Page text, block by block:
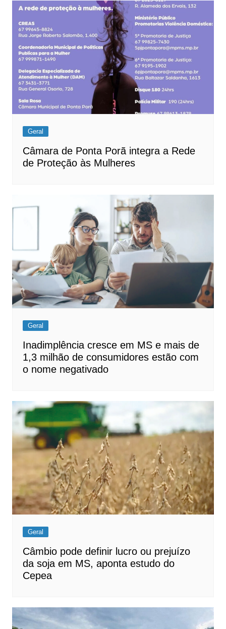
Geral
Câmara de Ponta Porã integra a Rede
de Proteção às Mulheres
Geral
Inadimplência cresce em MS e mais de
1,3 milhão de consumidores estão com
o nome negativado
Geral
Câmbio pode definir lucro ou prejuízo
da soja em MS, aponta estudo do
Cepea